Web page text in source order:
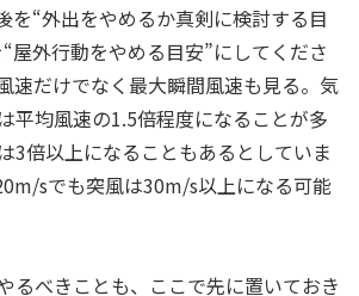
を“外出をやめるか真剣に検討する目
屋外行動をやめる目安”にしてくださ
速だけでなく最大瞬間風速も見る。気
平均風速の1.5倍程度になることが多
3倍以上になることもあるとしていま
sでも突風は30m/s以上になる可能
るべきことも、ここで先に置いておき